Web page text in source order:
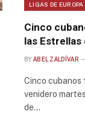
LIGAS DE EUROPA
Cinco
las Estrellas
BY ABEL ZALDÍVAR
Cinco cubanos
venidero
de…